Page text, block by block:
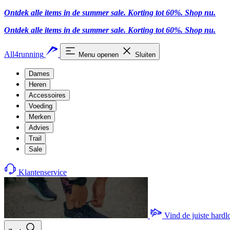
Ontdek alle items in de summer sale. Korting tot 60%. Shop nu.
Ontdek alle items in de summer sale. Korting tot 60%. Shop nu.
All4running Menu openen Sluiten
Dames
Heren
Accessoires
Voeding
Merken
Advies
Trail
Sale
Klantenservice
Vind de juiste